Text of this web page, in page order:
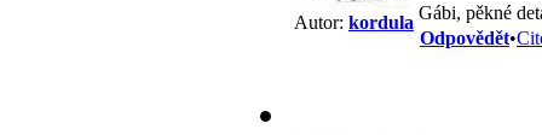
Autor: kordula Gábi, pěkné
Odpovědět•